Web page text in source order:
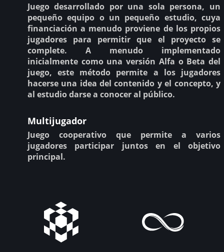
Juego desarrollado por una sola persona, un
pequeño equipo o un pequeño estudio, cuya
financiación a menudo proviene de los propios
jugadores para permitir que el proyecto se
complete. A menudo implementado
inicialmente como una versión Alfa o Beta del
juego, este método permite a los jugadores
hacerse una idea del contenido y el concepto, y
al estudio darse a conocer al público.
Multijugador
Juego cooperativo que permite a varios
jugadores participar juntos en el objetivo
principal.